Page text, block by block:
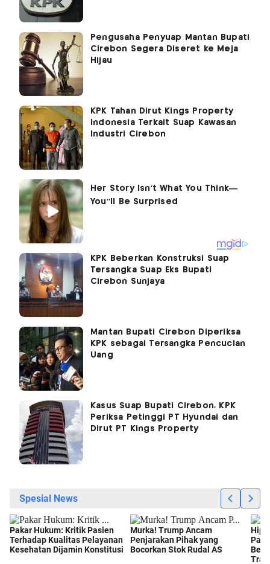
Pengusaha Penyuap Mantan Bupati
Cirebon Segera Diseret ke Meja
Hijau
KPK Tahan Dirut Kings Property
Indonesia Terkait Suap Kawasan
Industri Cirebon
KPK Beberkan Konstruksi Suap
Tersangka Suap Eks Bupati
Cirebon Sunjaya
Mantan Bupati Cirebon Diperiksa
KPK sebagai Tersangka Pencucian
Uang
Kasus Suap Bupati Cirebon, KPK
Periksa Petinggi PT Hyundai dan
Dirut PT Kings Property